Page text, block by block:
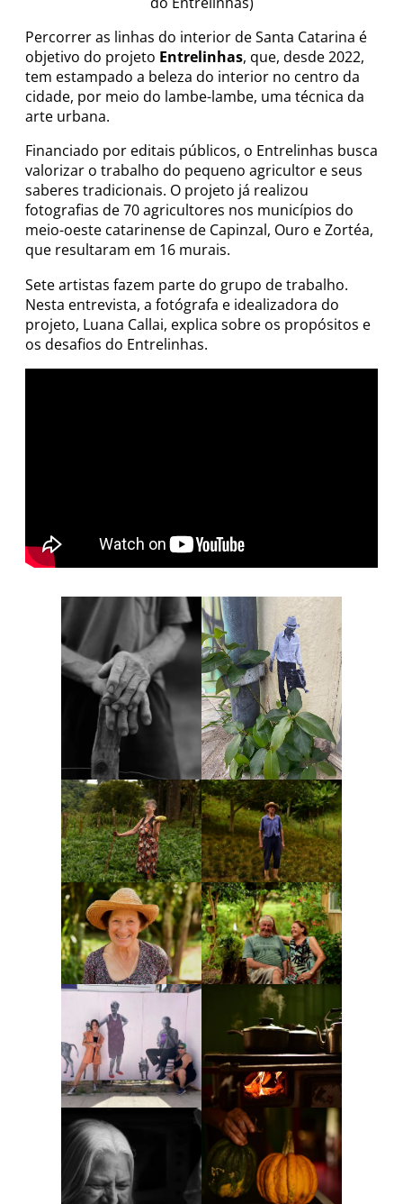
Percorrer as linhas do interior de Santa Catarina é
objetivo do projeto Entrelinhas, que, desde 2022,
tem estampado a beleza do interior no centro da
cidade, por meio do lambe-lambe, uma técnica da
arte urbana.
Financiado por editais públicos, o Entrelinhas busca
valorizar o trabalho do pequeno agricultor e seus
saberes tradicionais. O projeto já realizou
fotografias de 70 agricultores nos municípios do
meio-oeste catarinense de Capinzal, Ouro e Zortéa,
que resultaram em 16 murais.
Sete artistas fazem parte do grupo de trabalho.
Nesta entrevista, a fotógrafa e idealizadora do
projeto, Luana Callai, explica sobre os propósitos e
os desafios do Entrelinhas.